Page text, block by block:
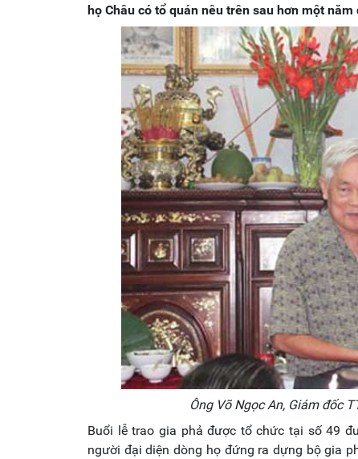
họ Châu có tổ quán nêu trên sau hơn một
Ông Võ Ngọc An, Giám đốc
Buổi lễ trao gia phả được tổ chức tại số 49
người đại diện dòng họ đứng ra dựng bộ gia